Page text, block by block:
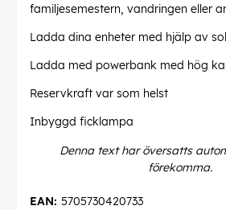
familjesemestern, vandringen eller
Ladda dina enheter med hjälp av
Ladda med powerbank med hög
Reservkraft var som helst
Inbyggd ficklampa
Denna text har översatts
förekomma.
5705730420733
EAN: